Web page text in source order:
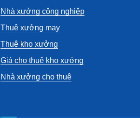
Nhà xưởng công nghiệp
Thuê xưởng may
Thuê kho xưởng
Giá cho thuê kho xưởng
Nhà xưởng cho thuê